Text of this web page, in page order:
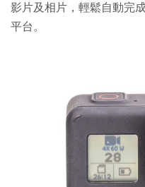
影片及相片，輕鬆自動完
平台。